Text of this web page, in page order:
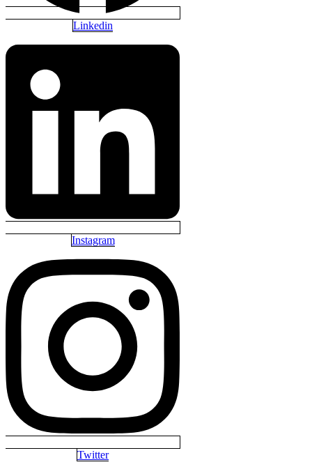
Linkedin
Instagram
Twitter